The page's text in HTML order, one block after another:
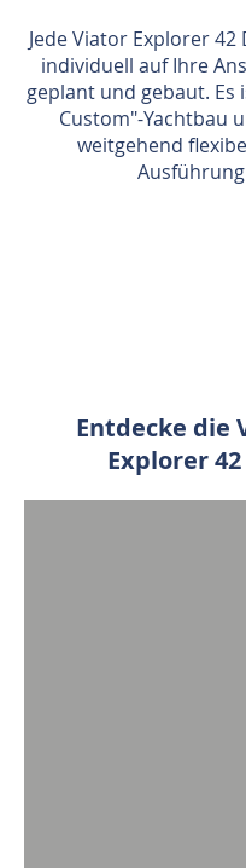
Jede Viator Explorer 42
individuell auf Ihre
geplant und gebaut. Es
Custom"-Yachtbau
weitgehend
Entdecke die
Explorer 42